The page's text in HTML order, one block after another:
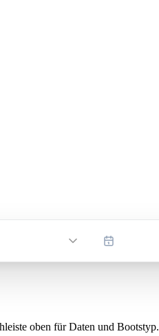
oben für Daten und Bootstyp.